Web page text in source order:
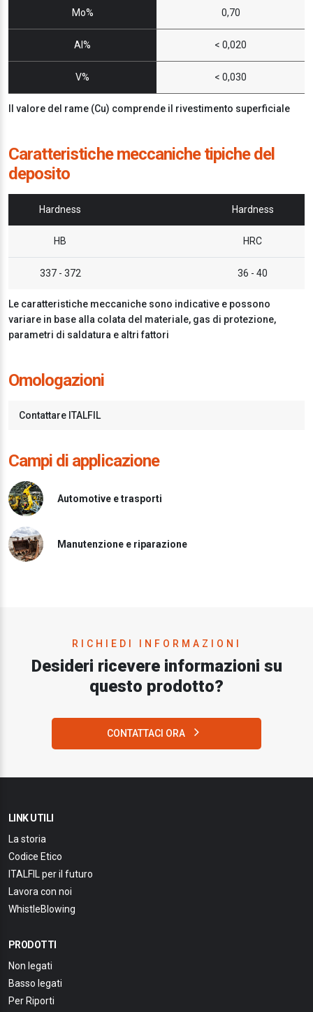
Mo%
Al%
V%
0,70
< 0,020
< 0,030
Il valore del rame (Cu) comprende il rivestimento superficiale
Caratteristiche meccaniche tipiche del
deposito
Hardness Hardness
HB HRC
337 - 372 36 - 40
Le caratteristiche meccaniche sono indicative e possono
variare in base alla colata del materiale, gas di protezione,
parametri di saldatura e altri fattori
Omologazioni
Contattare ITALFIL
Campi di applicazione
Automotive e trasporti
Manutenzione e riparazione
RICHIEDI INFORMAZIONI
Desideri ricevere informazioni su
questo prodotto?
CONTATTACI ORA
LINK UTILI
La storia
Codice Etico
ITALFIL per il futuro
Lavora con noi
WhistleBlowing
PRODOTTI
Non legati
Basso legati
Per Riporti